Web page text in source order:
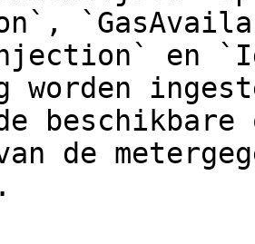
en
worden
beschikbare
de